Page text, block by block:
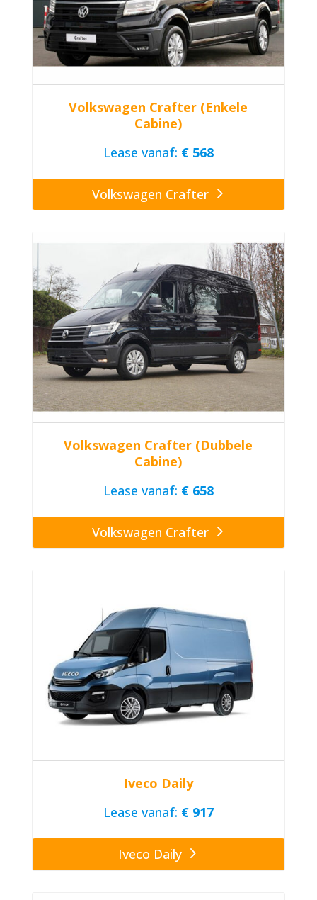
Volkswagen Crafter (Enkele
Cabine)
Lease vanaf: € 568
Volkswagen Crafter
Volkswagen Crafter (Dubbele
Cabine)
Lease vanaf: € 658
Volkswagen Crafter
Iveco Daily
Lease vanaf: € 917
Iveco Daily